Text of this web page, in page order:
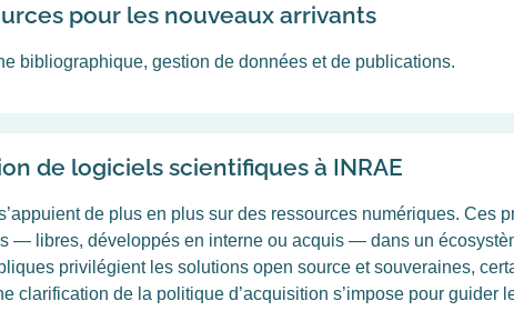
pour les nouveaux arrivants
bibliographique, gestion de données et de publications.
de logiciels scientifiques à INRAE
de plus en plus sur des ressources numériques. Ces
— libres, développés en interne ou acquis — dans un
privilégient les solutions open source et souveraines,
clarification de la politique d’acquisition s’impose pour guider